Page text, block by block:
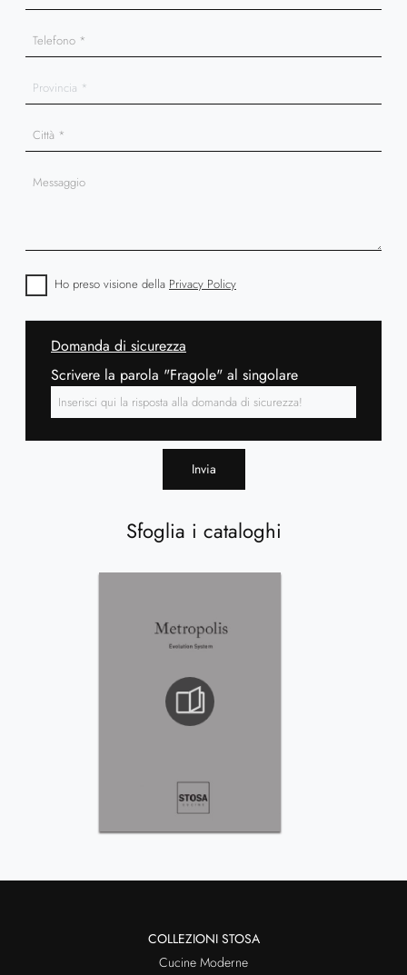
Sfoglia i cataloghi
Ho preso visione della Privacy Policy
Domanda di sicurezza
Scrivere la parola "Fragole" al singolare
Invia
COLLEZIONI STOSA
Cucine Moderne